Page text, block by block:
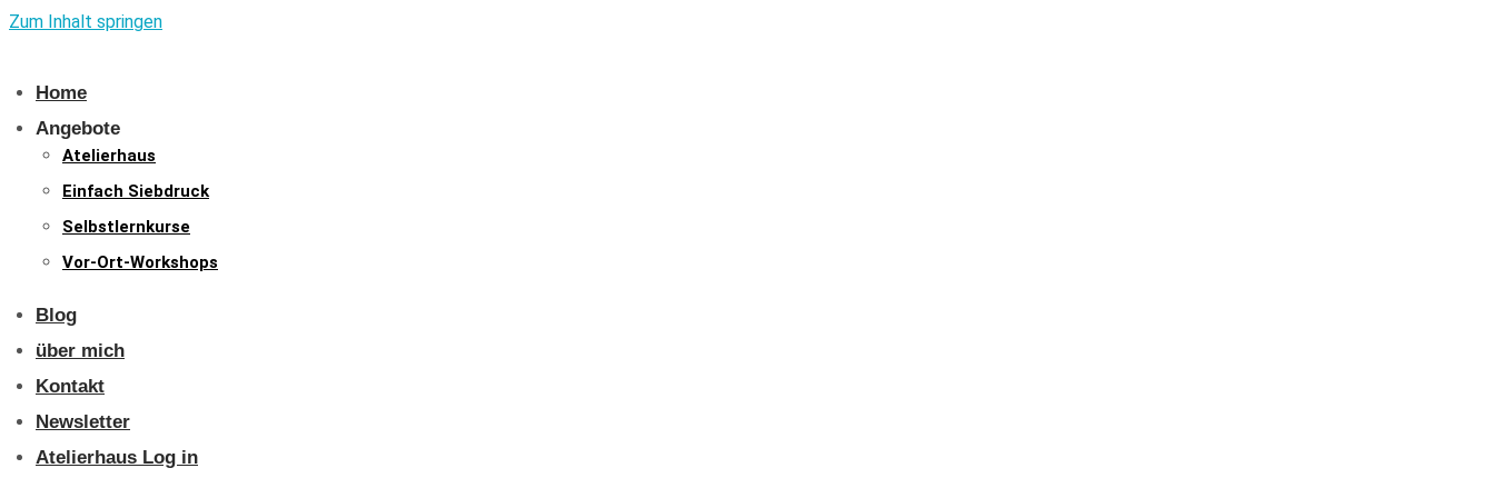
Zum Inhalt springen
Home
Angebote
Atelierhaus
Einfach Siebdruck
Selbstlernkurse
Vor-Ort-Workshops
Blog
über mich
Kontakt
Newsletter
Atelierhaus Log in